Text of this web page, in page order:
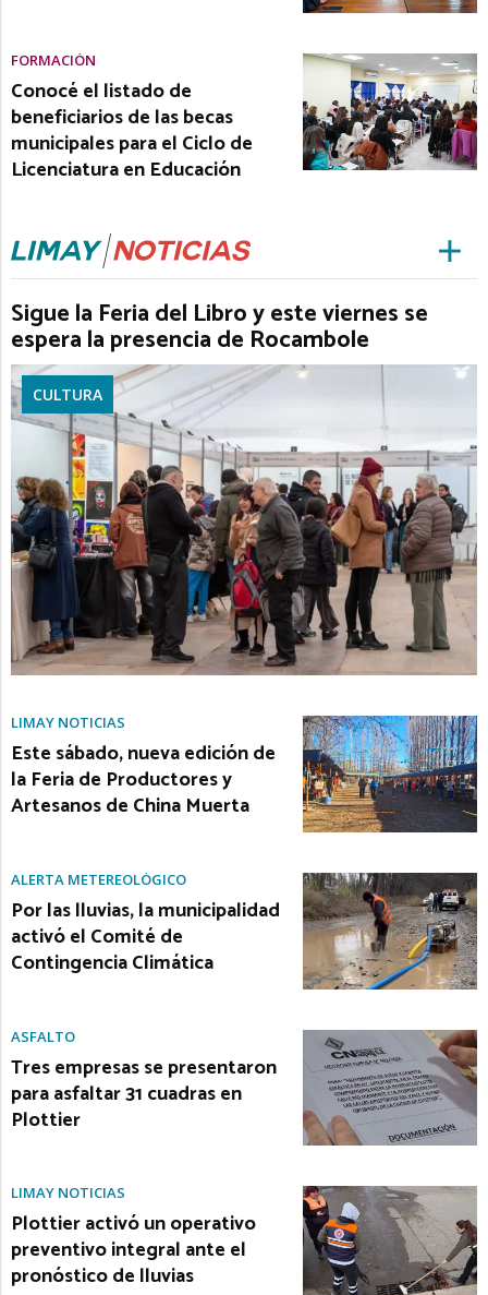
FORMACIÓN
Conocé el listado de
beneficiarios de las becas
municipales para el Ciclo de
Licenciatura en Educación
Sigue la Feria del Libro y este viernes se
espera la presencia de Rocambole
CULTURA
LIMAY NOTICIAS
Este sábado, nueva edición de
la Feria de Productores y
Artesanos de China Muerta
ALERTA METEREOLÓGICO
Por las lluvias, la municipalidad
activó el Comité de
Contingencia Climática
ASFALTO
Tres empresas se presentaron
para asfaltar 31 cuadras en
Plottier
LIMAY NOTICIAS
Plottier activó un operativo
preventivo integral ante el
pronóstico de lluvias